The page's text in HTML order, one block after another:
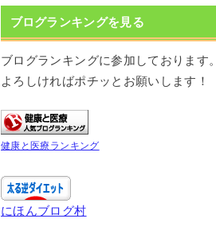
ブログランキングを見る
ブログランキングに参加しております。
よろしければポチッとお願いします！
健康と医療ランキング
にほんブログ村